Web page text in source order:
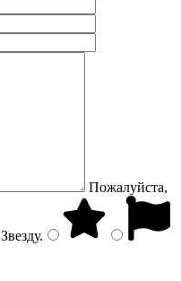
Пожалуйста,
Звезду.